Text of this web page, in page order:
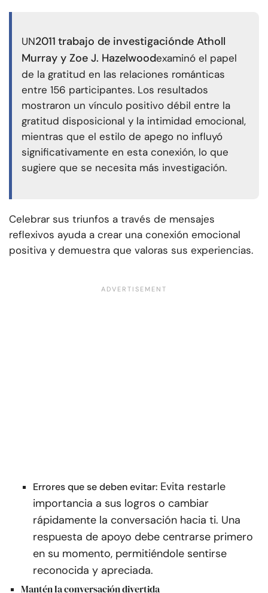
UN2011 trabajo de investigaciónde Atholl
Murray y Zoe J. Hazelwoodexaminó el papel
de la gratitud en las relaciones románticas
entre 156 participantes. Los resultados
mostraron un vínculo positivo débil entre la
gratitud disposicional y la intimidad emocional,
mientras que el estilo de apego no influyó
significativamente en esta conexión, lo que
sugiere que se necesita más investigación.
Celebrar sus triunfos a través de mensajes
reflexivos ayuda a crear una conexión emocional
positiva y demuestra que valoras sus experiencias.
Errores que se deben evitar: Evita restarle
importancia a sus logros o cambiar
rápidamente la conversación hacia ti. Una
respuesta de apoyo debe centrarse primero
en su momento, permitiéndole sentirse
reconocida y apreciada.
Mantén la conversación divertida